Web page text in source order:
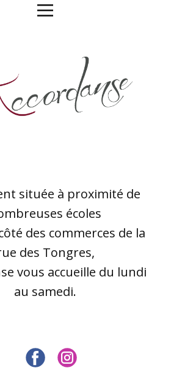
située à proximité de
écoles
des commerces de la
des Tongres,
vous accueille du lundi
au samedi.